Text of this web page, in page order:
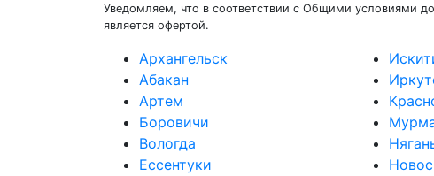
Уведомляем, что в соответствии с Общими условиями
является офертой.
Архангельск
Абакан
Артем
Боровичи
Вологда
Ессентуки